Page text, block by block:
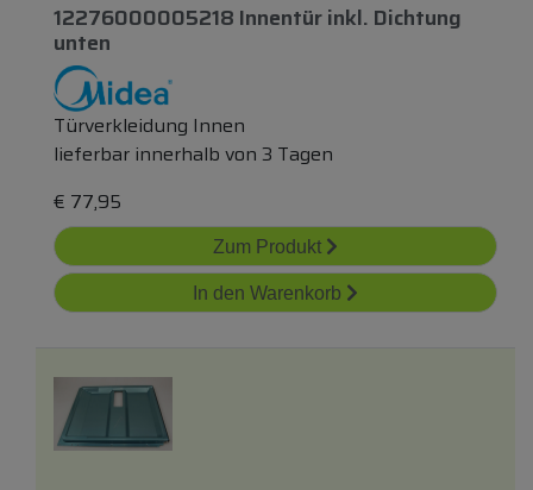
12276000005218 Innentürinkl. Dichtung
unten
Türverkleidung Innen
lieferbar innerhalb von 3 Tagen
€ 77,95
Zum Produkt
In den Warenkorb